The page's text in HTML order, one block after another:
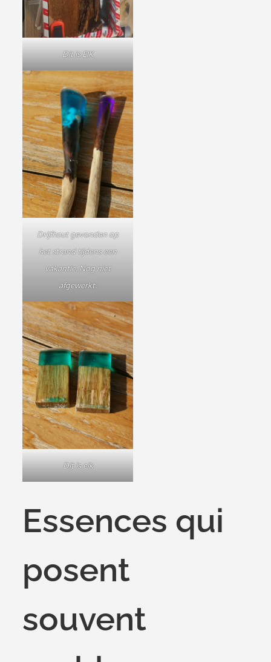
Dit is EIK
Drijfhout gevonden op
het strand tijdens een
vakantie. Nog niet
afgewerkt.
Dit is eik
Essences qui
posent
souvent